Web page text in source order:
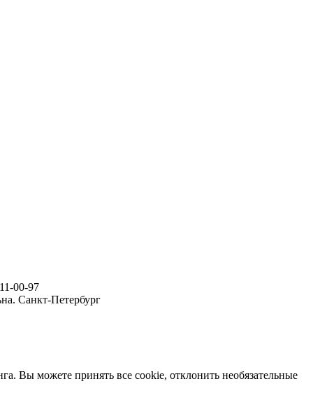
00-97
Санкт-Петербург
Вы можете принять все cookie, отклонить необязательные